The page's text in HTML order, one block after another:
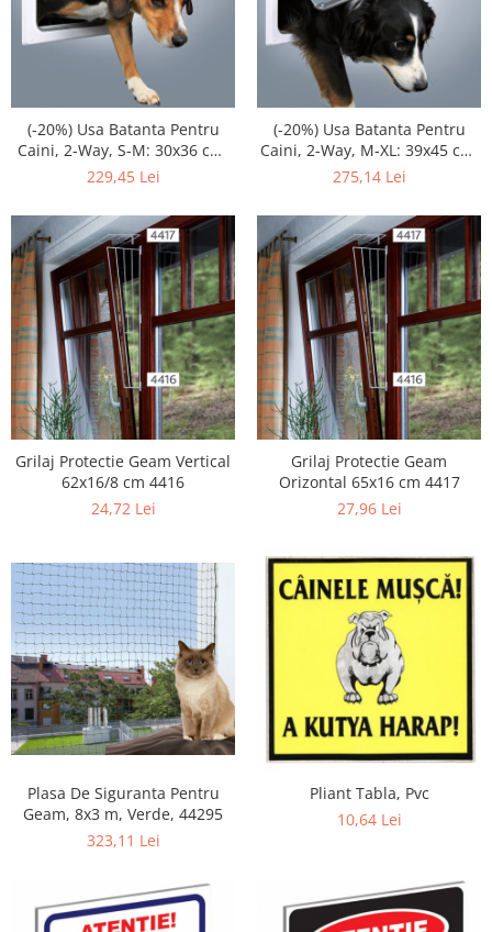
(-20%) Usa Batanta Pentru
Caini, 2-Way, S-M: 30x36 cm,
Alb, 3878
229,45 Lei
(-20%) Usa Batanta Pentru
Caini, 2-Way, M-XL: 39x45 cm,
Alb, 3879
275,14 Lei
Grilaj Protectie Geam Vertical
62x16/8 cm 4416
24,72 Lei
Grilaj Protectie Geam
Orizontal 65x16 cm 4417
27,96 Lei
Plasa De Siguranta Pentru
Geam, 8x3 m, Verde, 44295
323,11 Lei
Pliant Tabla, Pvc
10,64 Lei